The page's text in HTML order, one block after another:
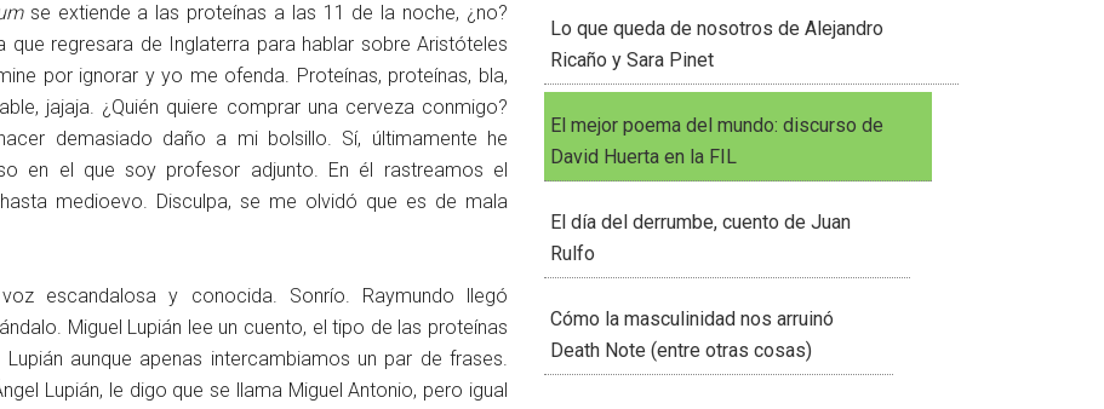
se extiende a las proteínas a las 11 de la noche, ¿no?
que regresara de Inglaterra para hablar sobre Aristóteles
por ignorar y yo me ofenda. Proteínas, proteínas, bla,
jajaja. ¿Quién quiere comprar una cerveza conmigo?
demasiado daño a mi bolsillo. Sí, últimamente he
en el que soy profesor adjunto. En él rastreamos el
medioevo. Disculpa, se me olvidó que es de mala
escandalosa y conocida. Sonrío. Raymundo llegó
Miguel Lupián lee un cuento, el tipo de las proteínas
aunque apenas intercambiamos un par de frases.
Lupián, le digo que se llama Miguel Antonio, pero igual
Lo que queda de nosotros de Alejandro
Ricaño y Sara Pinet
El mejor poema del mundo: discurso de
David Huerta en la FIL
El día del derrumbe, cuento de Juan
Rulfo
Cómo la masculinidad nos arruinó
Death Note (entre otras cosas)